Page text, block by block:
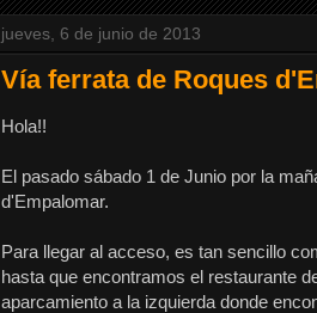
jueves, 6 de junio de 2013
Vía ferrata de Roques
Hola!!
El pasado sábado 1 de Junio por la
d'Empalomar.
Para llegar al acceso, es tan sencillo
hasta que encontramos el restaurante
aparcamiento a la izquierda donde